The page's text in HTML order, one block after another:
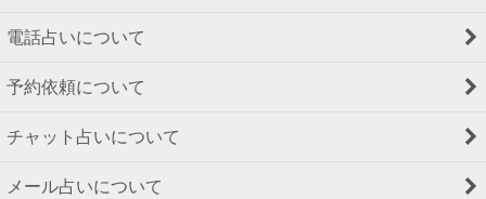
電話占いについて
予約依頼について
チャット占いについて
メール占いについて